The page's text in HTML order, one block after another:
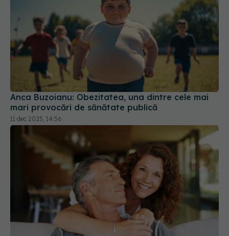
Anca Buzoianu: Obezitatea, una dintre cele mai
mari provocări de sănătate publică
11 dec 2025, 14:56